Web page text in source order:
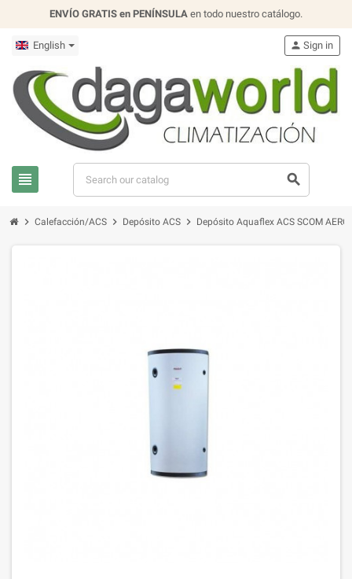
ENVÍO GRATIS en PENÍNSULA en todo nuestro catálogo.
English
view_headline search
person Sign in
chevron_right Calefacción/ACS chevron_right Depósito ACS chevron_right Depósito Aquaflex ACS SCOM AERO